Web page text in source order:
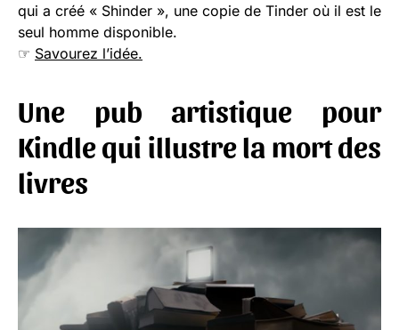
qui a créé « Shinder », une copie de Tinder où il est le
seul homme disponible.
☞ Savourez l’idée.
Une pub artistique pour
Kindle qui illustre la mort des
livres